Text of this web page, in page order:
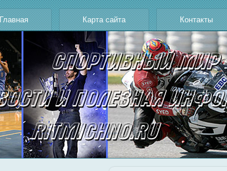
Главная Карта сайта Контакты